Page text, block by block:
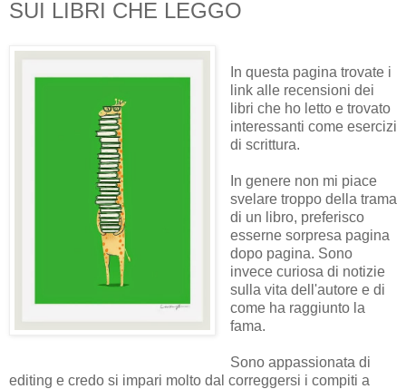
SUI LIBRI CHE LEGGO
In questa pagina trovate i
link alle recensioni dei
libri che ho letto e trovato
interessanti come esercizi
di scrittura.
In genere non mi piace
svelare troppo della trama
di un libro, preferisco
esserne sorpresa pagina
dopo pagina. Sono
invece curiosa di notizie
sulla vita dell'autore e di
come ha raggiunto la
fama.
Sono appassionata di
editing e credo si impari molto dal correggersi i compiti a